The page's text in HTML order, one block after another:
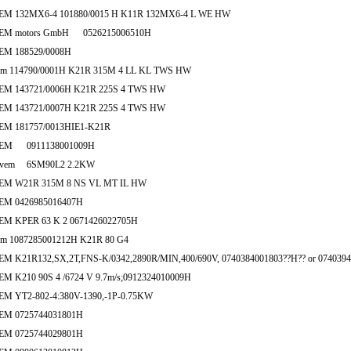
132MX6-4 101880/0015 H K11R 132MX6-4 L WE HW
motors GmbH 0526215006510H
188529/0008H
114790/0001H K21R 315M 4 LL KL TWS HW
143721/0006H K21R 225S 4 TWS HW
143721/0007H K21R 225S 4 TWS HW
181757/0013HIE1-K21R
0911138001009H
6SM90L2 2.2KW
W21R 315M 8 NS VL MT IL HW
0426985016407H
KPER 63 K 2 0671426022705H
1087285001212H K21R 80 G4
K21R132,SX,2T,FNS-K/0342,2890R/MIN,400/690V, 0740384001803??H?? or
K210 90S 4 /6724 V 9.7m/s;0912324010009H
YT2-802-4:380V-1390,-1P-0.75KW
0725744031801H
0725744029801H